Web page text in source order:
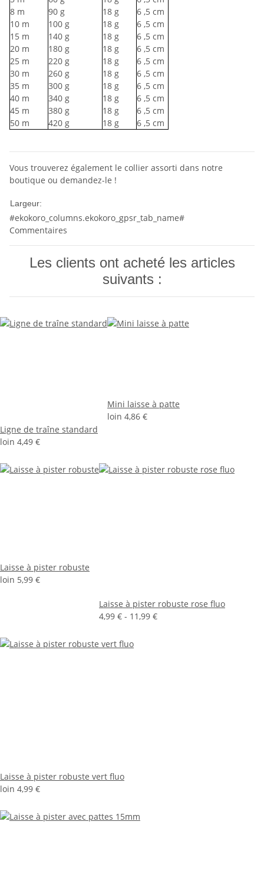
8 m 90 g 18 g 6 ,5 cm
10 m 100 g 18 g 6 ,5 cm
15 m 140 g 18 g 6 ,5 cm
20 m 180 g 18 g 6 ,5 cm
25 m 220 g 18 g 6 ,5 cm
30 m 260 g 18 g 6 ,5 cm
35 m 300 g 18 g 6 ,5 cm
40 m 340 g 18 g 6 ,5 cm
45 m 380 g 18 g 6 ,5 cm
50 m 420 g 18 g 6 ,5 cm
Vous trouverez également le collier assorti dans notre
boutique ou demandez-le !
Largeur:
#ekokoro_columns.ekokoro_gpsr_tab_name#
Commentaires
Les clients ont acheté les articles
suivants :
Ligne de traîne standard
loin 4,49 €
Mini laisse à patte
loin 4,86 €
Laisse à pister robuste
loin 5,99 €
Laisse à pister robuste rose fluo
4,99 € - 11,99 €
Laisse à pister robuste vert fluo
loin 4,99 €